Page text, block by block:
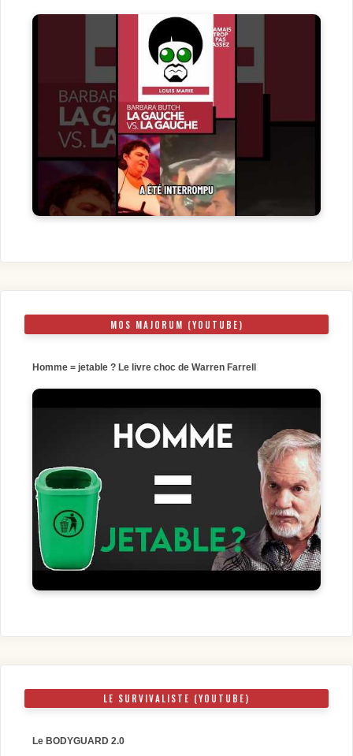
MOS MAJORUM (YOUTUBE)
Homme = jetable ? Le livre choc de Warren Farrell
LE SURVIVALISTE (YOUTUBE)
Le BODYGUARD 2.0